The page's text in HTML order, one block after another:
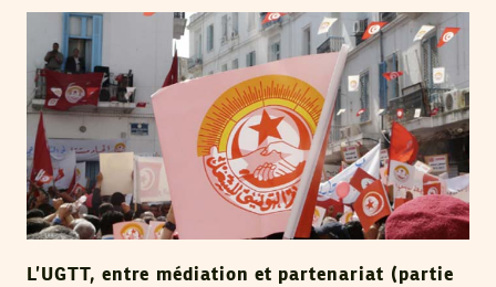
L’UGTT, entre médiation et partenariat (partie